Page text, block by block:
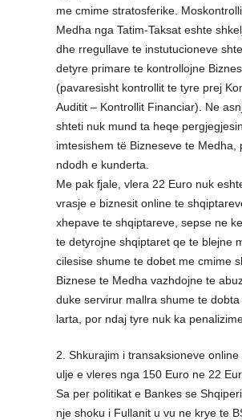
me cmime stratosferike.
Medha nga Tatim-Taksat eshte
dhe rregullave te instutucioneve
detyre primare te kontrollojne
(pavaresisht kontrollit te tyre prej
Auditit – Kontrollit Financiar). Ne
shteti nuk mund ta heqe
imtesishem të Bizneseve te Medha,
ndodh e kunderta.
Me pak fjale, vlera 22 Euro nuk
vrasje e biznesit online te
xhepave te shqiptareve, sepse ne
te detyrojne shqiptaret qe te blejne
cilesise shume te dobet me cmime
Biznese te Medha vazhdojne te
duke servirur mallra shume te
larta, por ndaj tyre nuk ka
2. Shkurajim i transaksioneve
ulje e vleres nga 150 Euro ne 22
Sa per politikat e Bankes se
nje shoku i Fullanit u vu ne krye te